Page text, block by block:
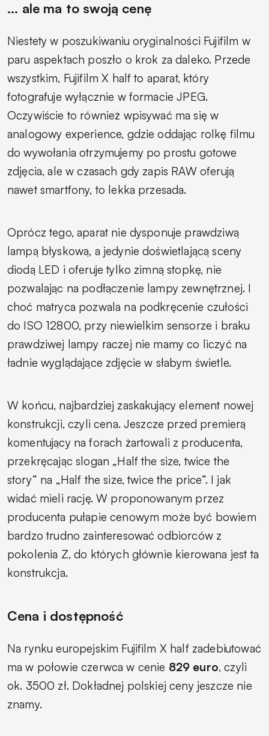
... ale ma to swoją cenę
Niestety w poszukiwaniu oryginalności Fujifilm w
paru aspektach poszło o krok za daleko. Przede
wszystkim, Fujifilm X half to aparat, który
fotografuje wyłącznie w formacie JPEG.
Oczywiście to również wpisywać ma się w
analogowy experience, gdzie oddając rolkę filmu
do wywołania otrzymujemy po prostu gotowe
zdjęcia, ale w czasach gdy zapis RAW oferują
nawet smartfony, to lekka przesada.
Oprócz tego, aparat nie dysponuje prawdziwą
lampą błyskową, a jedynie doświetlającą sceny
diodą LED i oferuje tylko zimną stopkę, nie
pozwalając na podłączenie lampy zewnętrznej. I
choć matryca pozwala na podkręcenie czułości
do ISO 12800, przy niewielkim sensorze i braku
prawdziwej lampy raczej nie mamy co liczyć na
ładnie wyglądające zdjęcie w słabym świetle.
W końcu, najbardziej zaskakujący element nowej
konstrukcji, czyli cena. Jeszcze przed premierą
komentujący na forach żartowali z producenta,
przekręcając slogan „Half the size, twice the
story” na „Half the size, twice the price”. I jak
widać mieli rację. W proponowanym przez
producenta pułapie cenowym może być bowiem
bardzo trudno zainteresować odbiorców z
pokolenia Z, do których głównie kierowana jest ta
konstrukcja.
Cena i dostępność
Na rynku europejskim Fujifilm X half zadebiutować
ma w połowie czerwca w cenie 829 euro, czyli
ok. 3500 zł. Dokładnej polskiej ceny jeszcze nie
znamy.